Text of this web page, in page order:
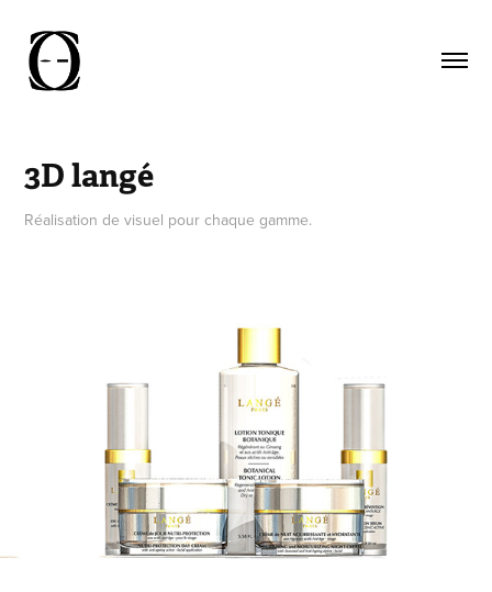
3D langé
Réalisation de visuel pour chaque gamme.